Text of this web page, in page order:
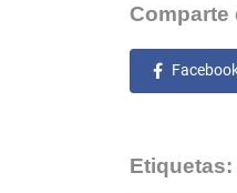
Comparte
Etiquetas: